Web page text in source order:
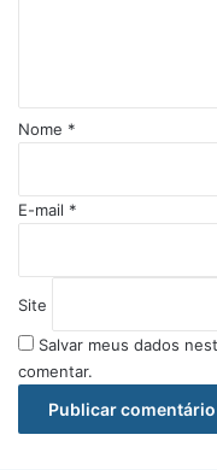
o
*
Nome *
E-mail *
Site
Salvar meus dados
comentar.